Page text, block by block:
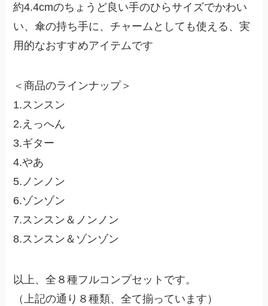
約4.4cmのちょうど良い手のひらサイズでかわい
い、傘の持ち手に、チャームとしても使える、実
用的なおすすめアイテムです
＜商品のラインナップ＞
1.スンスン
2.えっへん
3.ギター
4.やあ
5.ノンノン
6.ゾンゾン
7.スンスン＆ノンノン
8.スンスン＆ゾンゾン
以上、全８種フルコンプセットです。
（上記の通り８種類、全て揃っています）